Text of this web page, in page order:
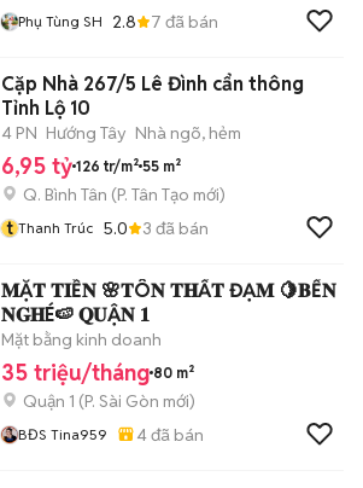
Phụ Tùng SH 2.8 7 đã bán
Cặp Nhà 267/5 Lê Đình cẩn thông
Tỉnh Lộ 10
4 PN Hướng Tây Nhà ngõ, hẻm
6,95 tỷ 126 tr/m² 55 m²
Q. Bình Tân (P. Tân Tạo mới)
t Thanh Trúc 5.0 3 đã bán
𝐌Ặ𝐓 𝐓𝐈Ề𝐍 🌸𝐓Ô𝐍 𝐓𝐇Ấ𝐓 ĐẠ𝐌 🍋𝐁Ế𝐍
𝐍𝐆𝐇É🍉 𝐐𝐔Ậ𝐍 𝟏
Mặt bằng kinh doanh
35 triệu/tháng 80 m²
Quận 1 (P. Sài Gòn mới)
BĐS Tina959 4đã bán